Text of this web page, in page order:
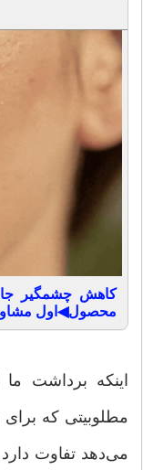
محصول◀اول
اینکه برداشت
مطلوبیتی که
می‌دهد تفاوت